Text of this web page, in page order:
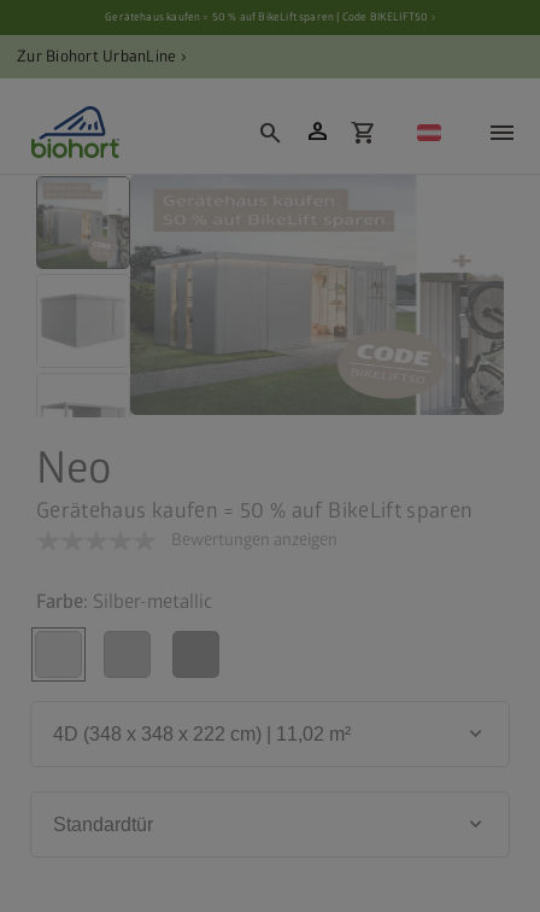
Cookie-EinstellungenGerätehaus kaufen = 50 % auf BikeLift sparen | Code BIKELIFT50 ›
Zur Biohort UrbanLine ›
search person shopping_cart
Neo
Gerätehaus kaufen = 50 % auf BikeLift sparen
Bewertungen anzeigen
Farbe: Silber-metallic
4D (348 x 348 x 222 cm) | 11,02 m² keyboard_arrow_down
Standardtür keyboard_arrow_down